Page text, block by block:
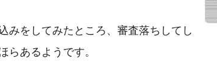
みをしてみたところ、審査落ちしてし
あるようです。